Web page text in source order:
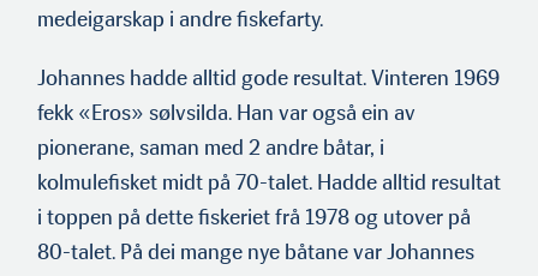
medeigarskap i andre fiskefarty.
Johannes hadde alltid gode resultat. Vinteren 1969
fekk «Eros» sølvsilda. Han var også ein av
pionerane, saman med 2 andre båtar, i
kolmulefisket midt på 70-talet. Hadde alltid resultat
i toppen på dette fiskeriet frå 1978 og utover på
80-talet. På dei mange nye båtane var Johannes